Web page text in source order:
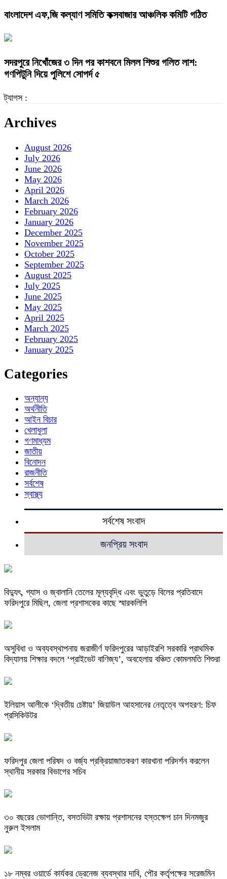
বাংলাদেশ এফ,জি কল্যাণ সমিতি কক্সবাজার আঞ্চলিক কমিটি গঠিত
সদরপুরে নিখোঁজের ৩ দিন পর কাশবনে মিলল শিশুর গলিত লাশ:
গণপিটুনি দিয়ে পুলিশে সোপর্দ ৫
ট্যাগস :
Archives
August 2026
July 2026
June 2026
May 2026
April 2026
March 2026
February 2026
January 2026
December 2025
November 2025
October 2025
September 2025
August 2025
July 2025
June 2025
May 2025
April 2025
March 2025
February 2025
January 2025
Categories
অন্যান্য
অর্থনীতি
আইন বিচার
খেলাধুলা
গণমাধ্যম
জাতীয়
বিনোদন
রাজনীতি
সর্বশেষ
স্বাস্থ্য
সর্বশেষ সংবাদ
জনপ্রিয় সংবাদ
বিদ্যুৎ, গ্যাস ও জ্বালানি তেলের মূল্যবৃদ্ধি এবং ভুতুড়ে বিলের প্রতিবাদে
ফরিদপুরে মিছিল, জেলা প্রশাসকের কাছে স্মারকলিপি
অসুবিধা ও অব্যবস্থাপনায় জরাজীর্ণ ফরিদপুরের আড়াইরশি সরকারি প্রাথমিক
বিদ্যালয় শিক্ষার বদলে ‘প্রাইভেট বাণিজ্য’, অবহেলায় বঞ্চিত কোমলমতি শিশুরা
ইলিয়াস আলীকে ‘দ্বিতীয় চেষ্টায়’ জিয়াউল আহসানের নেতৃত্বে অপহরণ: চিফ
প্রসিকিউটর
ফরিদপুর জেলা পরিষদ ও বর্জ্য প্রক্রিয়াজাতকরণ কারখানা পরিদর্শন করলেন
স্থানীয় সরকার বিভাগের সচিব
৩০ বছরের ভোগান্তি, বসতভিটা রক্ষায় প্রশাসনের হস্তক্ষেপ চান দিনমজুর
নুরুল ইসলাম
১৮ নম্বর ওয়ার্ডে কার্যকর ড্রেনেজ ব্যবস্থার দাবি, পৌর কর্তৃপক্ষের সরেজমিন